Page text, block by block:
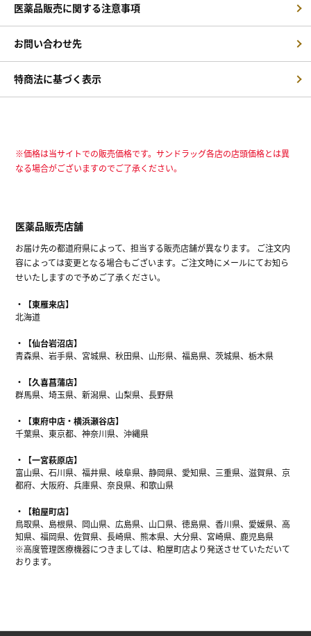
医薬品販売に関する注意事項
お問い合わせ先
特商法に基づく表示
※価格は当サイトでの販売価格です。サンドラッグ各店の店頭価格とは異
なる場合がございますのでご了承ください。
医薬品販売店舗
お届け先の都道府県によって、担当する販売店舗が異なります。 ご注文内
容によっては変更となる場合もございます。ご注文時にメールにてお知ら
せいたしますので予めご了承ください。
【東雁来店】
北海道
【仙台岩沼店】
青森県、岩手県、宮城県、秋田県、山形県、福島県、茨城県、栃木県
【久喜菖蒲店】
群馬県、埼玉県、新潟県、山梨県、長野県
【東府中店・横浜瀬谷店】
千葉県、東京都、神奈川県、沖縄県
【一宮萩原店】
富山県、石川県、福井県、岐阜県、静岡県、愛知県、三重県、滋賀県、京
都府、大阪府、兵庫県、奈良県、和歌山県
【粕屋町店】
鳥取県、島根県、岡山県、広島県、山口県、徳島県、香川県、愛媛県、高
知県、福岡県、佐賀県、長崎県、熊本県、大分県、宮崎県、鹿児島県
※高度管理医療機器につきましては、粕屋町店より発送させていただいて
おります。